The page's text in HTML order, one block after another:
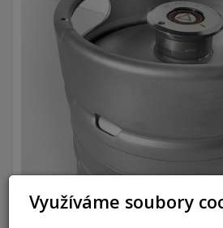
Využíváme soubory